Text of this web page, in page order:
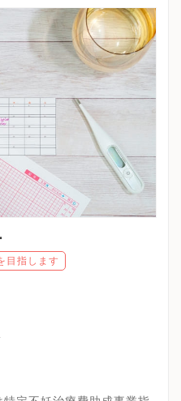
目指します